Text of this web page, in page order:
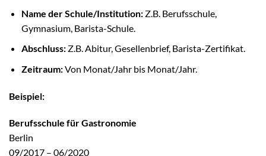
Name der Schule/Institution:Z.B. Berufsschule,
Gymnasium, Barista-Schule.
Abschluss:Z.B. Abitur, Gesellenbrief, Barista-Zertifikat.
Zeitraum:Von Monat/Jahr bis Monat/Jahr.
Beispiel:
Berufsschule für Gastronomie
Berlin
09/2017 – 06/2020